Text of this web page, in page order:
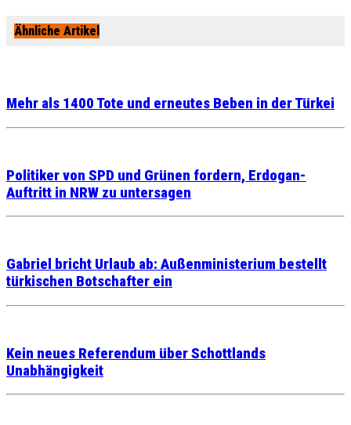
Ähnliche Artikel
Mehr als 1400 Tote und erneutes Beben in der Türkei
Politiker von SPD und Grünen fordern, Erdogan-
Auftritt in NRW zu untersagen
Gabriel bricht Urlaub ab: Außenministerium bestellt
türkischen Botschafter ein
Kein neues Referendum über Schottlands
Unabhängigkeit